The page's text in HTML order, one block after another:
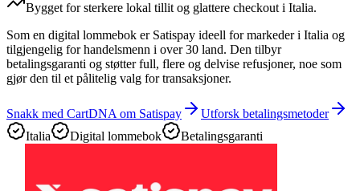
Bygget for sterkere lokal tillit og glattere checkout i Italia.
Som en digital lommebok er Satispay ideell for markeder i Italia og
tilgjengelig for handelsmenn i over 30 land. Den tilbyr
betalingsgaranti og støtter full, flere og delvise refusjoner, noe som
gjør den til et pålitelig valg for transaksjoner.
Snakk med CartDNA om Satispay
Utforsk betalingsmetoder
Italia
Digital lommebok Betalingsgaranti